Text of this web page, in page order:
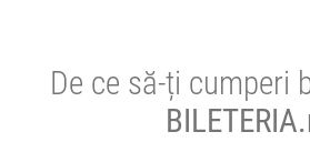
De ce să-ți cumperi